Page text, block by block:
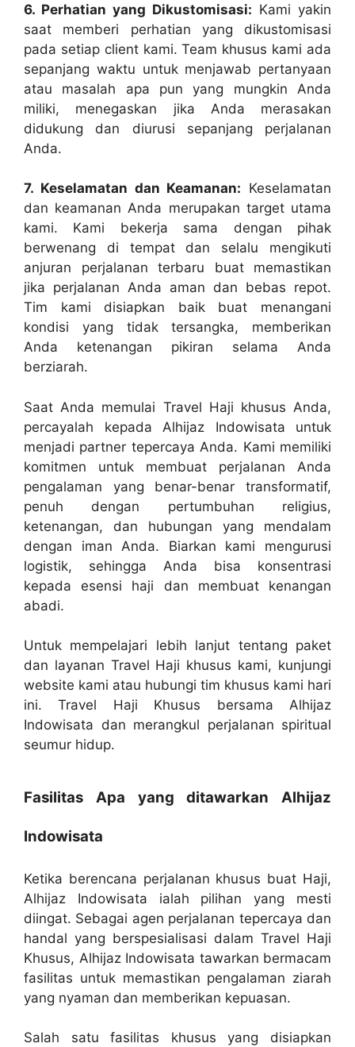
6. Perhatian yang Dikustomisasi: Kami yakin
saat memberi perhatian yang dikustomisasi
pada setiap client kami. Team khusus kami ada
sepanjang waktu untuk menjawab pertanyaan
atau masalah apa pun yang mungkin Anda
miliki, menegaskan jika Anda merasakan
didukung dan diurusi sepanjang perjalanan
Anda.
7. Keselamatan dan Keamanan: Keselamatan
dan keamanan Anda merupakan target utama
kami. Kami bekerja sama dengan pihak
berwenang di tempat dan selalu mengikuti
anjuran perjalanan terbaru buat memastikan
jika perjalanan Anda aman dan bebas repot.
Tim kami disiapkan baik buat menangani
kondisi yang tidak tersangka, memberikan
Anda ketenangan pikiran selama Anda
berziarah.
Saat Anda memulai Travel Haji khusus Anda,
percayalah kepada Alhijaz Indowisata untuk
menjadi partner tepercaya Anda. Kami memiliki
komitmen untuk membuat perjalanan Anda
pengalaman yang benar-benar transformatif,
penuh dengan pertumbuhan religius,
ketenangan, dan hubungan yang mendalam
dengan iman Anda. Biarkan kami mengurusi
logistik, sehingga Anda bisa konsentrasi
kepada esensi haji dan membuat kenangan
abadi.
Untuk mempelajari lebih lanjut tentang paket
dan layanan Travel Haji khusus kami, kunjungi
website kami atau hubungi tim khusus kami hari
ini. Travel Haji Khusus bersama Alhijaz
Indowisata dan merangkul perjalanan spiritual
seumur hidup.
Fasilitas Apa yang ditawarkan Alhijaz
Indowisata
Ketika berencana perjalanan khusus buat Haji,
Alhijaz Indowisata ialah pilihan yang mesti
diingat. Sebagai agen perjalanan tepercaya dan
handal yang berspesialisasi dalam Travel Haji
Khusus, Alhijaz Indowisata tawarkan bermacam
fasilitas untuk memastikan pengalaman ziarah
yang nyaman dan memberikan kepuasan.
Salah satu fasilitas khusus yang disiapkan